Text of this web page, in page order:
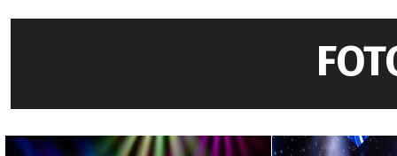
Come scegliere
Come scegliere uno